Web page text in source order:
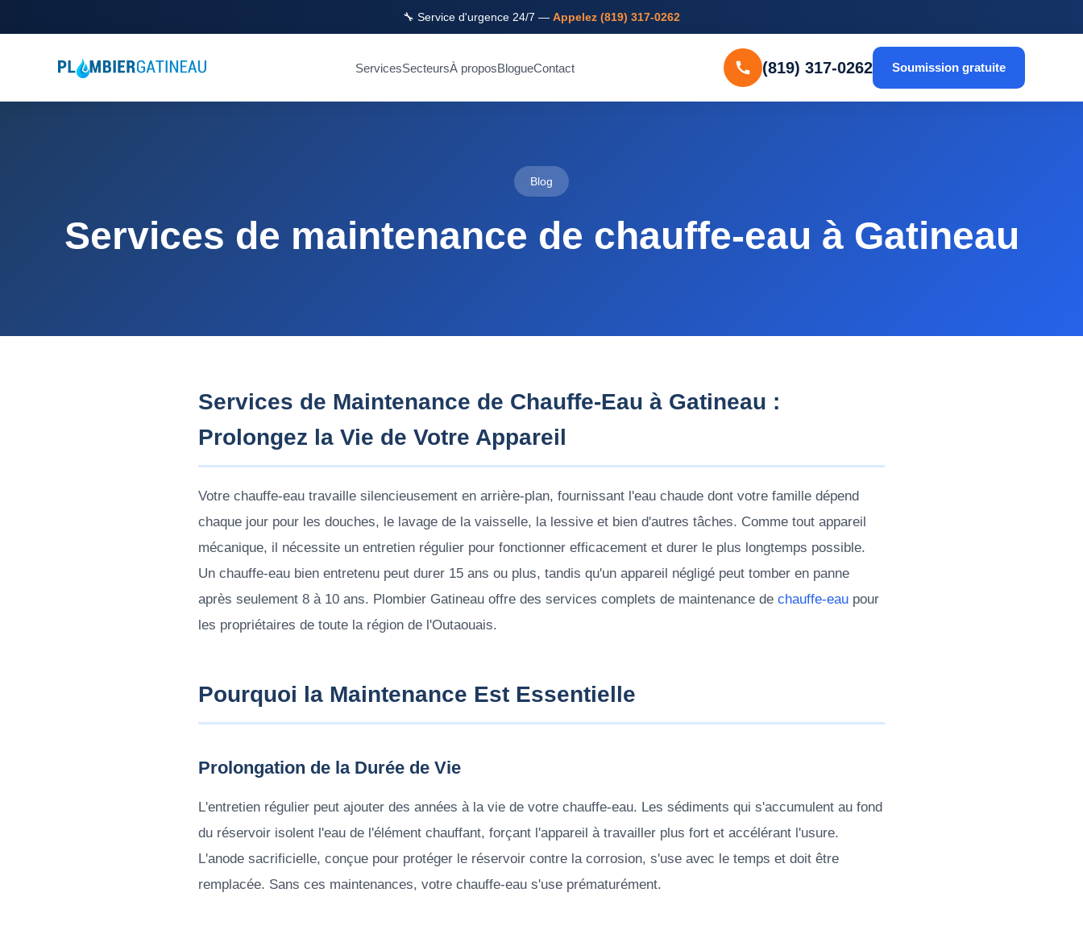
🔧 Service d'urgence 24/7 — Appelez (819) 317-0262
ServicesSecteursÀ proposBlogueContact (819) 317-0262 Soumission gratuite
Blog
Services de maintenance de chauffe-eau à Gatineau
Services de Maintenance de Chauffe-Eau à Gatineau :
Prolongez la Vie de Votre Appareil
Votre chauffe-eau travaille silencieusement en arrière-plan, fournissant l'eau chaude dont votre famille dépend
chaque jour pour les douches, le lavage de la vaisselle, la lessive et bien d'autres tâches. Comme tout appareil
mécanique, il nécessite un entretien régulier pour fonctionner efficacement et durer le plus longtemps possible.
Un chauffe-eau bien entretenu peut durer 15 ans ou plus, tandis qu'un appareil négligé peut tomber en panne
après seulement 8 à 10 ans. Plombier Gatineau offre des services complets de maintenance de chauffe-eau pour
les propriétaires de toute la région de l'Outaouais.
Pourquoi la Maintenance Est Essentielle
Prolongation de la Durée de Vie
L'entretien régulier peut ajouter des années à la vie de votre chauffe-eau. Les sédiments qui s'accumulent au fond
du réservoir isolent l'eau de l'élément chauffant, forçant l'appareil à travailler plus fort et accélérant l'usure.
L'anode sacrificielle, conçue pour protéger le réservoir contre la corrosion, s'use avec le temps et doit être
remplacée. Sans ces maintenances, votre chauffe-eau s'use prématurément.